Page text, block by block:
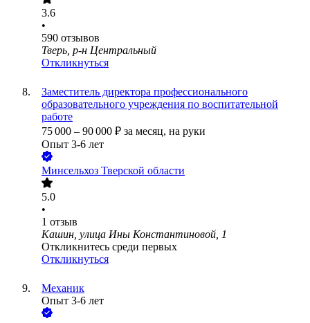
3.6
•
590 отзывов
Тверь, р-н Центральный
Откликнуться
Заместитель директора профессионального
образовательного учреждения по воспитательной
работе
75 000 – 90 000 ₽ за месяц, на руки
Опыт 3-6 лет
Минсельхоз Тверской области
5.0
•
1 отзыв
Кашин, улица Ины Константиновой, 1
Откликнитесь среди первых
Откликнуться
Механик
Опыт 3-6 лет